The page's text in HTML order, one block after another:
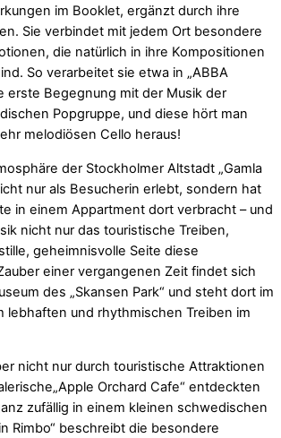
im Booklet, ergänzt durch ihre
Sie verbindet mit jedem Ort besondere
die natürlich in ihre Kompositionen
So verarbeitet sie etwa in „ABBA
erste Begegnung mit der Musik der
Popgruppe, und diese hört man
melodiösen Cello heraus!
der Stockholmer Altstadt „Gamla
nur als Besucherin erlebt, sondern hat
in einem Appartment dort verbracht – und
nicht nur das touristische Treiben,
geheimnisvolle Seite diese
einer vergangenen Zeit findet sich
des „Skansen Park“ und steht dort im
lebhaften und rhythmischen Treiben im
nicht nur durch touristische Attraktionen
Orchard Cafe“ entdeckten
zufällig in einem kleinen schwedischen
Rimbo“ beschreibt die besondere